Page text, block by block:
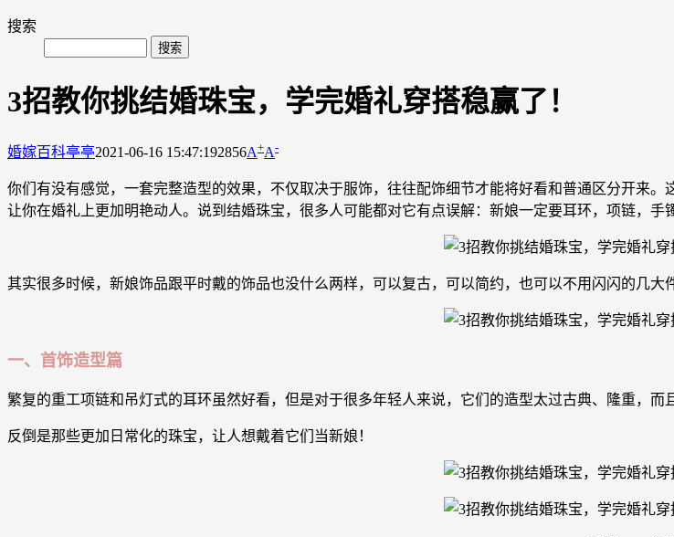
搜索
3招教你挑结婚珠宝，学完婚礼穿搭稳赢了！
婚嫁百科亭亭2021-06-16 15:47:192856A+A-
你们有没有感觉，一套完整造型的效果，不仅取决于服饰，往往配饰细节才能将好看和普通区分开来。
让你在婚礼上更加明艳动人。说到结婚珠宝，很多人可能都对它有点误解：新娘一定要耳环，项链，手
其实很多时候，新娘饰品跟平时戴的饰品也没什么两样，可以复古，可以简约，也可以不用闪闪的几
一、首饰造型篇
繁复的重工项链和吊灯式的耳环虽然好看，但是对于很多年轻人来说，它们的造型太过古典、隆重，而
反倒是那些更加日常化的珠宝，让人想戴着它们当新娘！